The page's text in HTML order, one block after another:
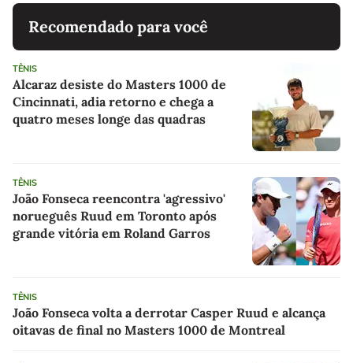
Recomendado para você
TÊNIS
Alcaraz desiste do Masters 1000 de
Cincinnati, adia retorno e chega a
quatro meses longe das quadras
TÊNIS
João Fonseca reencontra 'agressivo'
norueguês Ruud em Toronto após
grande vitória em Roland Garros
TÊNIS
João Fonseca volta a derrotar Casper Ruud e alcança
oitavas de final no Masters 1000 de Montreal